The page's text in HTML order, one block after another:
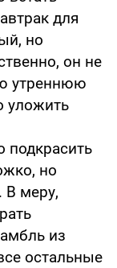
для
но
он не
утреннюю
уложить
подкрасить
но
В меру,
из
остальные